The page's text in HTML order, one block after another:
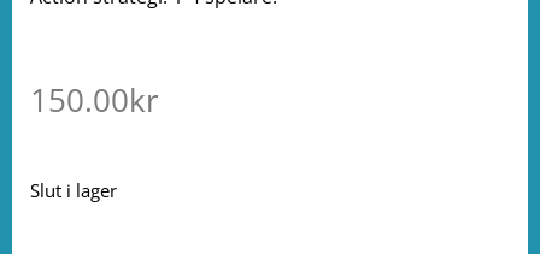
150.00kr
Slut i lager